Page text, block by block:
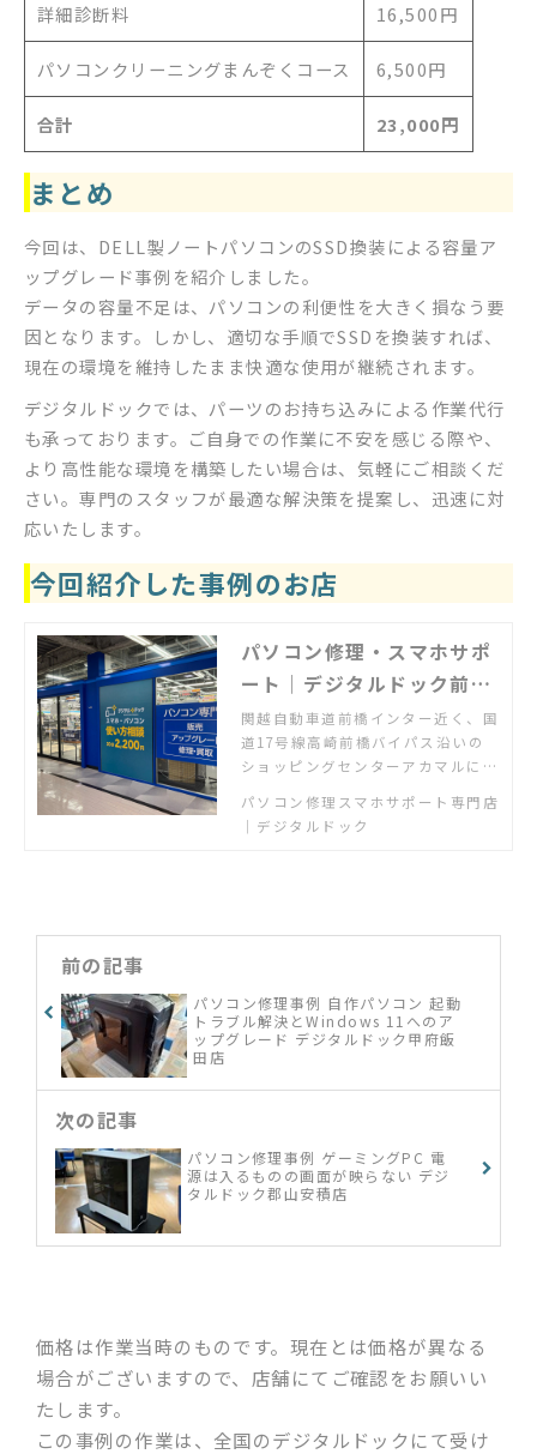
詳細診断料 16,500円
パソコンクリーニングまんぞくコース 6,500円
合計 23,000円
まとめ
今回は、DELL製ノートパソコンのSSD換装による容量ア
ップグレード事例を紹介しました。
データの容量不足は、パソコンの利便性を大きく損なう要
因となります。しかし、適切な手順でSSDを換装すれば、
現在の環境を維持したまま快適な使用が継続されます。
デジタルドックでは、パーツのお持ち込みによる作業代行
も承っております。ご自身での作業に不安を感じる際や、
より高性能な環境を構築したい場合は、気軽にご相談くだ
さい。専門のスタッフが最適な解決策を提案し、迅速に対
応いたします。
今回紹介した事例のお店
パソコン修理・スマホサポ
ート｜デジタルドック前橋
インターアカマル店
関越自動車道前橋インター近く、国
道17号線高崎前橋バイパス沿いの
ショッピングセンターアカマルにあ
ト専門店。使い方相談の個人教室も
開催中。
パソコン修理スマホサポート専門店
｜デジタルドック
前の記事
パソコン修理事例 自作パソコン 起動
トラブル解決とWindows 11へのア
ップグレード デジタルドック甲府飯
田店
次の記事
パソコン修理事例 ゲーミングPC 電
源は入るものの画面が映らない デジ
タルドック郡山安積店
価格は作業当時のものです。現在とは価格が異なる
場合がございますので、店舗にてご確認をお願いい
たします。
この事例の作業は、全国のデジタルドックにて受け